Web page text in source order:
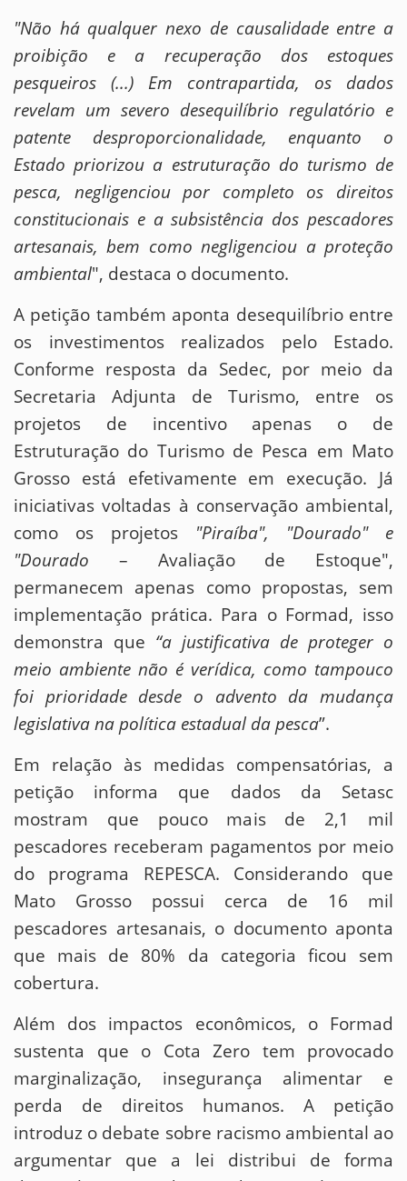
"Não há qualquer nexo de causalidade entre a
proibição e a recuperação dos estoques
pesqueiros (...) Em contrapartida, os dados
revelam um severo desequilíbrio regulatório e
patente desproporcionalidade, enquanto o
Estado priorizou a estruturação do turismo de
pesca, negligenciou por completo os direitos
constitucionais e a subsistência dos pescadores
artesanais, bem como negligenciou a proteção
ambiental", destaca o documento.
A petição também aponta desequilíbrio entre
os investimentos realizados pelo Estado.
Conforme resposta da Sedec, por meio da
Secretaria Adjunta de Turismo, entre os
projetos de incentivo apenas o de
Estruturação do Turismo de Pesca em Mato
Grosso está efetivamente em execução. Já
iniciativas voltadas à conservação ambiental,
como os projetos "Piraíba", "Dourado" e
"Dourado – Avaliação de Estoque",
permanecem apenas como propostas, sem
implementação prática. Para o Formad, isso
demonstra que “a justificativa de proteger o
meio ambiente não é verídica, como tampouco
foi prioridade desde o advento da mudança
legislativa na política estadual da pesca”.
Em relação às medidas compensatórias, a
petição informa que dados da Setasc
mostram que pouco mais de 2,1 mil
pescadores receberam pagamentos por meio
do programa REPESCA. Considerando que
Mato Grosso possui cerca de 16 mil
pescadores artesanais, o documento aponta
que mais de 80% da categoria ficou sem
cobertura.
Além dos impactos econômicos, o Formad
sustenta que o Cota Zero tem provocado
marginalização, insegurança alimentar e
perda de direitos humanos. A petição
introduz o debate sobre racismo ambiental ao
argumentar que a lei distribui de forma